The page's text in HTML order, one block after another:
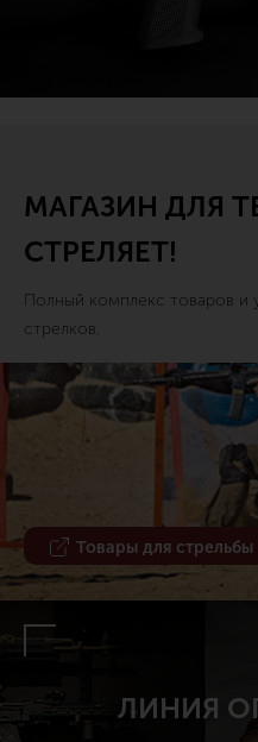
ЛИНИЯ
МАГАЗИН ДЛЯ
СТРЕЛЯЕТ!
Полный комплекс товаров и
стрелков.
Товары для стрельбы